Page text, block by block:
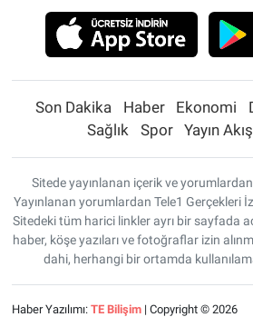
Son Dakika Haber Ekonomi
Sağlık
Spor Yayın
Sitede yayınlanan içerik ve
Yayınlanan yorumlardan Tele1 Gerçekleri
Sitedeki tüm harici linkler ayrı bir sayfada
haber, köşe yazıları ve fotoğraflar izin
dahi, herhangi bir ortamda
Haber Yazılımı: TE Bilişim| Copyright © 2026